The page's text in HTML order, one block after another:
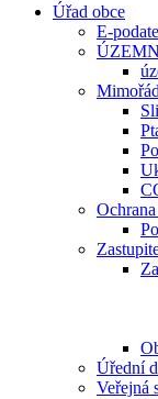
Úřad obce
E-
Úřední
Veřejná